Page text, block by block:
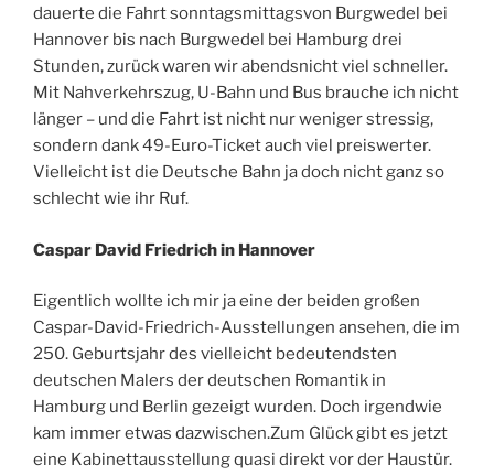
dauerte die Fahrt sonntagsmittagsvon Burgwedel bei
Hannover bis nach Burgwedel bei Hamburg drei
Stunden, zurück waren wir abendsnicht viel schneller.
Mit Nahverkehrszug, U-Bahn und Bus brauche ich nicht
länger – und die Fahrt ist nicht nur weniger stressig,
sondern dank 49-Euro-Ticket auch viel preiswerter.
Vielleicht ist die Deutsche Bahn ja doch nicht ganz so
schlecht wie ihr Ruf.
Caspar David Friedrich in Hannover
Eigentlich wollte ich mir ja eine der beiden großen
Caspar-David-Friedrich-Ausstellungen ansehen, die im
250. Geburtsjahr des vielleicht bedeutendsten
deutschen Malers der deutschen Romantik in
Hamburg und Berlin gezeigt wurden. Doch irgendwie
kam immer etwas dazwischen.Zum Glück gibt es jetzt
eine Kabinettausstellung quasi direkt vor der Haustür.